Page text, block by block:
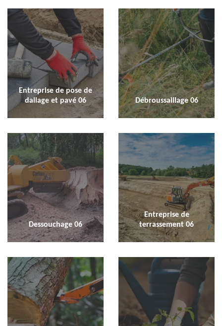
Entreprise de pose de
dallage et pavé 06
Débroussaillage 06
Dessouchage 06
Entreprise de
terrassement 06